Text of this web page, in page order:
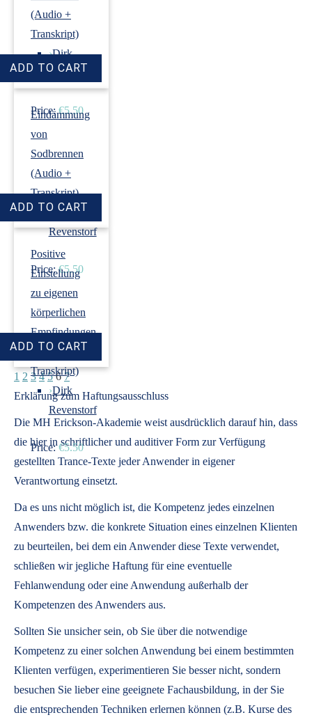
(Audio +
Transkript)
›Dirk
Revenstorf
Price: €5.50
Eindämmung
von
Sodbrennen
(Audio +
Transkript)
›Dirk
Revenstorf
Price: €5.50
Positive
Einstellung
zu eigenen
körperlichen
Empfindungen
(Audio +
Transkript)
›Dirk
Revenstorf
Price: €5.50
1 2 3 4 5 6 7
Erklärung zum Haftungsausschluss
Die MH Erickson-Akademie weist ausdrücklich darauf hin, dass
die hier in schriftlicher und auditiver Form zur Verfügung
gestellten Trance-Texte jeder Anwender in eigener
Verantwortung einsetzt.
Da es uns nicht möglich ist, die Kompetenz jedes einzelnen
Anwenders bzw. die konkrete Situation eines einzelnen Klienten
zu beurteilen, bei dem ein Anwender diese Texte verwendet,
schließen wir jegliche Haftung für eine eventuelle
Fehlanwendung oder eine Anwendung außerhalb der
Kompetenzen des Anwenders aus.
Sollten Sie unsicher sein, ob Sie über die notwendige
Kompetenz zu einer solchen Anwendung bei einem bestimmten
Klienten verfügen, experimentieren Sie besser nicht, sondern
besuchen Sie lieber eine geeignete Fachausbildung, in der Sie
die entsprechenden Techniken erlernen können (z.B. Kurse des